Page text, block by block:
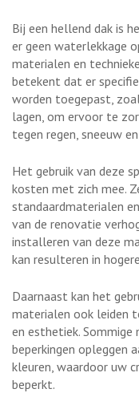
Bij een hellend dak is
er geen waterlekkage
materialen en
betekent dat er
worden toegepast,
lagen, om ervoor te
tegen regen, sneeuw
Het gebruik van deze
kosten met zich mee.
standaardmaterialen
van de renovatie
installeren van deze
kan resulteren in
Daarnaast kan het
materialen ook leiden
en esthetiek.
beperkingen opleggen
kleuren, waardoor uw
beperkt.